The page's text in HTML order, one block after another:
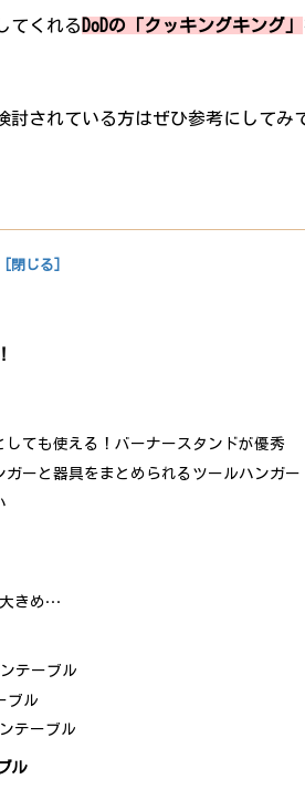
てくれる DoDの「クッキングキング」
討されている方はぜひ参考にしてみ
ても使える！バーナースタンドが優秀
ーと器具をまとめられるツールハンガー
大きめ…
ンテーブル
ブル
テーブル
ル